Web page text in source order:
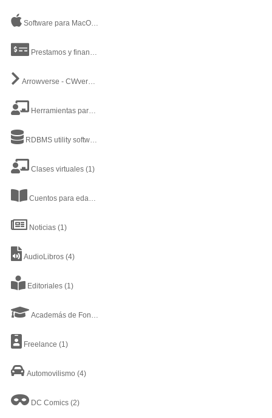
Software para MacOSX
Prestamos y financiamiento
Arrowverse - CWverse
Herramientas para profesores
RDBMS utility software
Clases virtuales (1)
Cuentos para edad preescolar
Noticias (1)
AudioLibros (4)
Editoriales (1)
Academás de Fondos de Inversión
Freelance (1)
Automovilismo (4)
DC Comics (2)